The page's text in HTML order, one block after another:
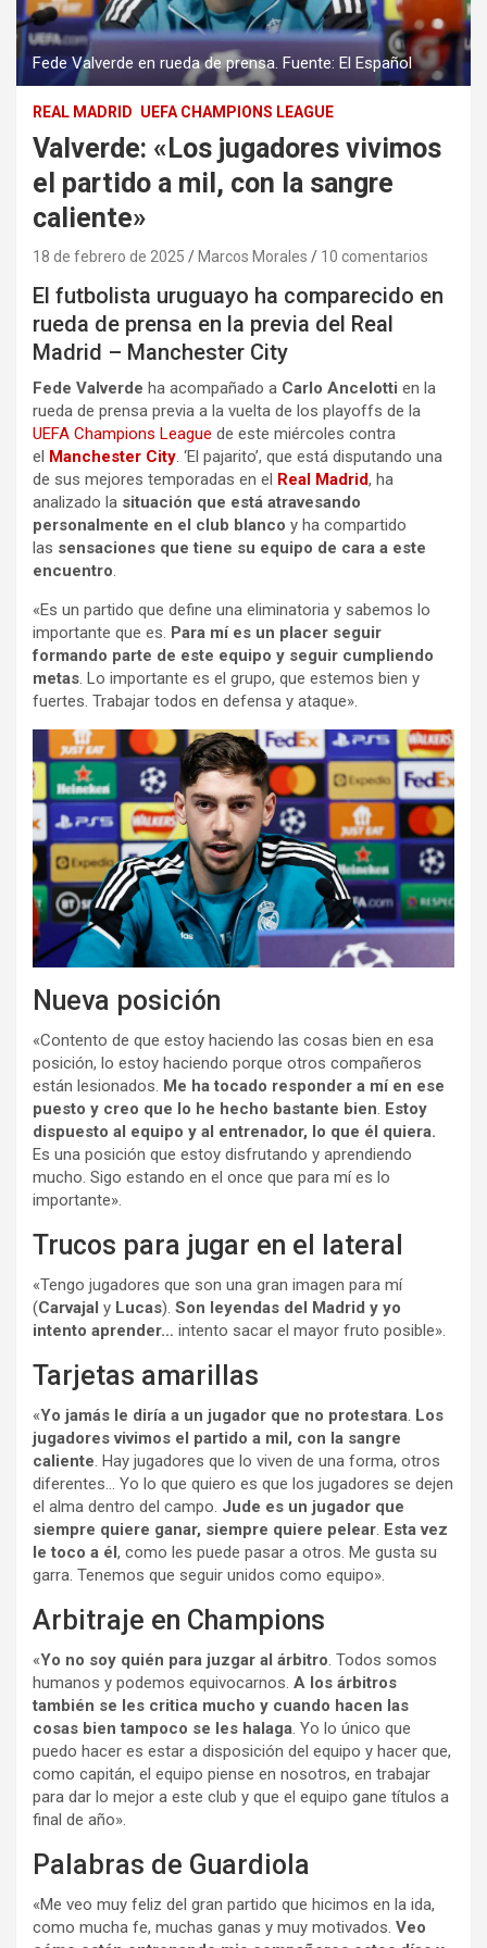
Fede Valverde en rueda de prensa. Fuente: El Español
REAL MADRID UEFA CHAMPIONS LEAGUE
Valverde: «Los jugadores vivimos
el partido a mil, con la sangre
caliente»
18 de febrero de 2025 Marcos Morales 10 comentarios
El futbolista uruguayo ha comparecido en
rueda de prensa en la previa del Real
Madrid – Manchester City
Fede Valverde ha acompañado a Carlo Ancelotti en la
rueda de prensa previa a la vuelta de los playoffs de la
UEFA Champions League de este miércoles contra
el
Manchester City. ‘El pajarito’, que está disputando una
de sus mejores temporadas en el
Real Madrid, ha
analizado la situación que está atravesando
personalmente en el club blanco y ha compartido
las sensaciones que tiene su equipo de cara a este
encuentro.
«Es un partido que define una eliminatoria y sabemos lo
importante que es. Para mí es un placer seguir
formando parte de este equipo y seguir cumpliendo
metas. Lo importante es el grupo, que estemos bien y
fuertes. Trabajar todos en defensa y ataque».
Nueva posición
«Contento de que estoy haciendo las cosas bien en esa
posición, lo estoy haciendo porque otros compañeros
están lesionados. Me ha tocado responder a mí en ese
puesto y creo que lo he hecho bastante bien. Estoy
dispuesto al equipo y al entrenador, lo que él quiera.
Es una posición que estoy disfrutando y aprendiendo
mucho. Sigo estando en el once que para mí es lo
importante».
Trucos para jugar en el lateral
«Tengo jugadores que son una gran imagen para mí
(Carvajal y Lucas). Son leyendas del Madrid y yo
intento aprender… intento sacar el mayor fruto posible».
Tarjetas amarillas
«Yo jamás le diría a un jugador que no protestara. Los
jugadores vivimos el partido a mil, con la sangre
caliente. Hay jugadores que lo viven de una forma, otros
diferentes… Yo lo que quiero es que los jugadores se dejen
el alma dentro del campo. Jude es un jugador que
siempre quiere ganar, siempre quiere pelear. Esta vez
le toco a él, como les puede pasar a otros. Me gusta su
garra. Tenemos que seguir unidos como equipo».
Arbitraje en Champions
«Yo no soy quién para juzgar al árbitro. Todos somos
humanos y podemos equivocarnos. A los árbitros
también se les critica mucho y cuando hacen las
cosas bien tampoco se les halaga. Yo lo único que
puedo hacer es estar a disposición del equipo y hacer que,
como capitán, el equipo piense en nosotros, en trabajar
para dar lo mejor a este club y que el equipo gane títulos a
final de año».
Palabras de Guardiola
«Me veo muy feliz del gran partido que hicimos en la ida,
como mucha fe, muchas ganas y muy motivados. Veo